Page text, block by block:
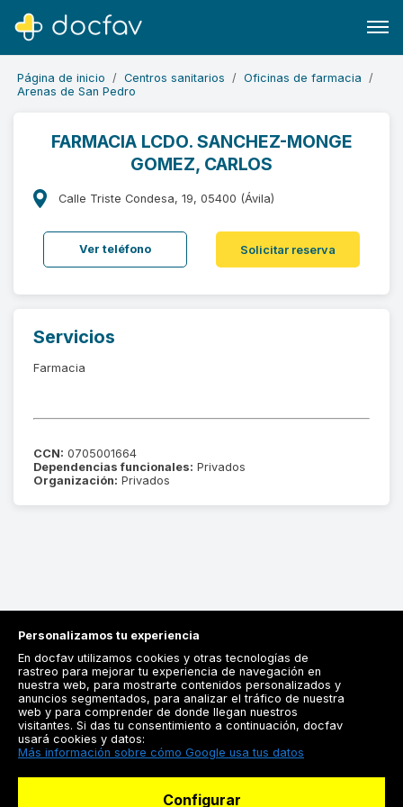
Buscar
Software para clínicas
Soporte
¿Eres un doctor?
Página de inicio Centros sanitarios
Oficinas de farmacia
Arenas de San Pedro
FARMACIA LCDO. SANCHEZ-MONGE
GOMEZ, CARLOS
Calle Triste Condesa, 19, 05400 (Ávila)
Ver teléfono Solicitar reserva
Servicios
Farmacia
CCN: 0705001664
Dependencias funcionales: Privados
Organización: Privados
Registrarse
Docfav
Personalizamos tu experiencia
En docfav utilizamos cookies y otras tecnologías de
rastreo para mejorar tu experiencia de navegación en
nuestra web, para mostrarte contenidos personalizados y
anuncios segmentados, para analizar el tráfico de nuestra
web y para comprender de donde llegan nuestros
visitantes. Si das tu consentimiento a continuación, docfav
usará cookies y datos:
Más información sobre cómo Google usa tus datos
Configurar